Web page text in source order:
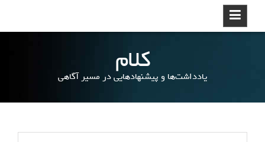
ک
ر
کلام
یادداشت‌ها و پیشنهادهایی در مسیر آگاهی